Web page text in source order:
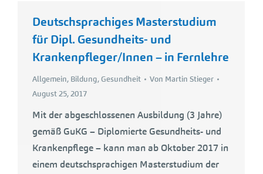
Deutschsprachiges Masterstudium
für Dipl. Gesundheits- und
Krankenpfleger/Innen – in Fernlehre
Allgemein, Bildung,Gesundheit Von Martin Stieger
August 25, 2017
Mit der abgeschlossenen Ausbildung (3 Jahre)
gemäß GuKG – Diplomierte Gesundheits- und
Krankenpflege – kann man ab Oktober 2017 in
einem deutschsprachigen Masterstudium der